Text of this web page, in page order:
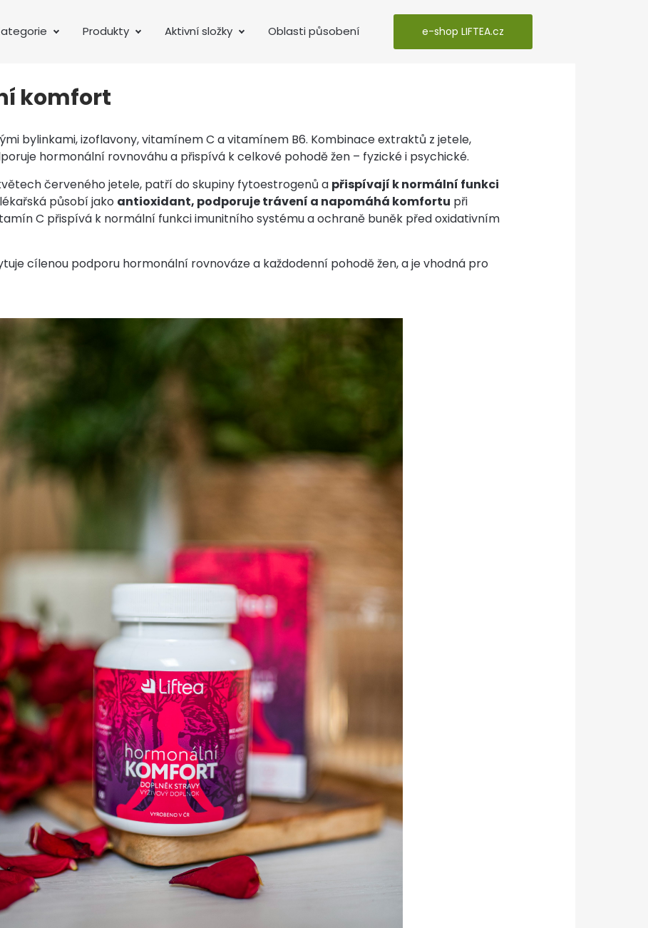
Produkty Aktivní složky Oblasti působení e-shop LIFTEA.cz
komfort
bylinkami, izoflavony, vitamínem C a vitamínem B6. Kombinace extraktů z jetele,
hormonální rovnováhu a přispívá k celkové pohodě žen – fyzické i psychické.
červeného jetele, patří do skupiny fytoestrogenů a přispívají k normální funkci
působí jako antioxidant, podporuje trávení a napomáhá komfortu při
C přispívá k normální funkci imunitního systému a ochraně buněk před oxidativním
cílenou podporu hormonální rovnováze a každodenní pohodě žen, a je vhodná pro